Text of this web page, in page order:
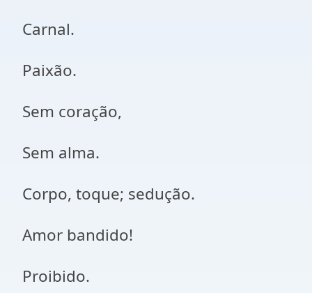
Carnal.
Paixão.
Sem coração,
Sem alma.
Corpo, toque; sedução.
Amor bandido!
Proibido.